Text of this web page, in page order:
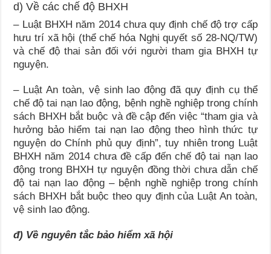
d) Về các chế độ BHXH
– Luật BHXH năm 2014 chưa quy định chế độ trợ cấp
hưu trí xã hội (thể chế hóa Nghị quyết số 28-NQ/TW)
và chế độ thai sản đối với người tham gia BHXH tự
nguyện.
– Luật An toàn, vệ sinh lao động đã quy định cụ thể
chế độ tai nạn lao động, bệnh nghề nghiệp trong chính
sách BHXH bắt buộc và đề cập đến việc “tham gia và
hưởng bảo hiểm tai nạn lao động theo hình thức tự
nguyện do Chính phủ quy định”, tuy nhiên trong Luật
BHXH năm 2014 chưa đề cấp đến chế độ tai nạn lao
động trong BHXH tự nguyện đồng thời chưa dẫn chế
độ tai nạn lao động – bệnh nghề nghiệp trong chính
sách BHXH bắt buộc theo quy định của Luật An toàn,
vệ sinh lao động.
đ) Về nguyên tắc bảo hiểm xã hội